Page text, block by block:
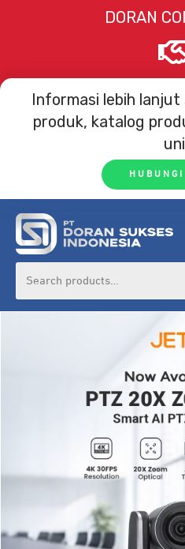
DORAN
Informasi lebih
produk, katalog